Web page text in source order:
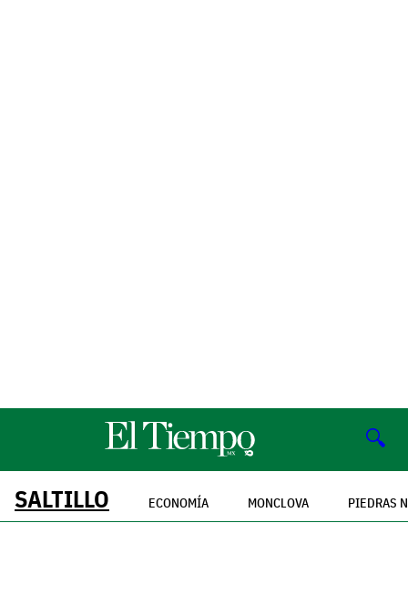
🔍
SALTILLO ECONOMÍA MONCLOVA PIEDRAS